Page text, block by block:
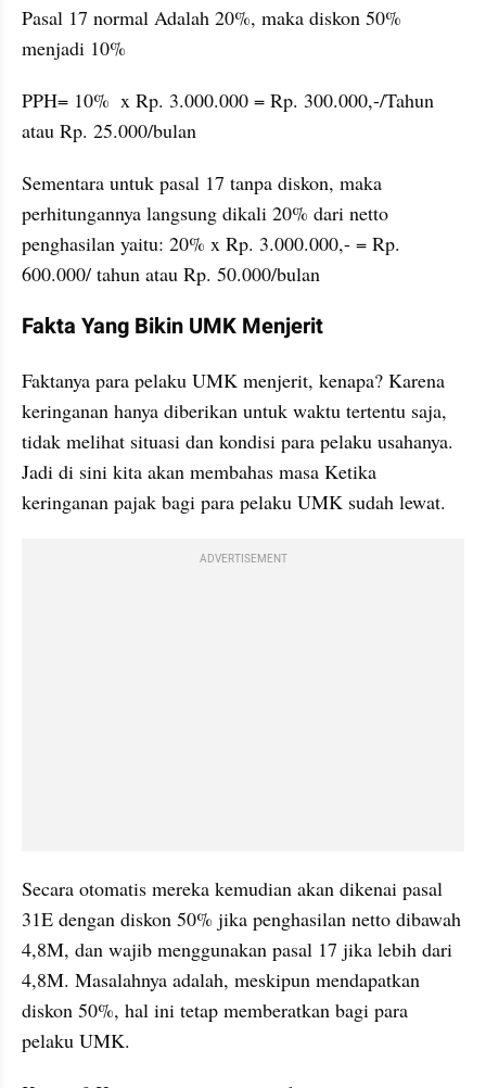
Pasal 17 normal Adalah 20%, maka diskon 50%
menjadi 10%
PPH= 10%  x Rp. 3.000.000 = Rp. 300.000,-/Tahun
atau Rp. 25.000/bulan
Sementara untuk pasal 17 tanpa diskon, maka
perhitungannya langsung dikali 20% dari netto
penghasilan yaitu: 20% x Rp. 3.000.000,- = Rp.
600.000/ tahun atau Rp. 50.000/bulan
Fakta Yang Bikin UMK Menjerit
Faktanya para pelaku UMK menjerit, kenapa? Karena
keringanan hanya diberikan untuk waktu tertentu saja,
tidak melihat situasi dan kondisi para pelaku usahanya.
Jadi di sini kita akan membahas masa Ketika
keringanan pajak bagi para pelaku UMK sudah lewat.
ADVERTISEMENT
Secara otomatis mereka kemudian akan dikenai pasal
31E dengan diskon 50% jika penghasilan netto dibawah
4,8M, dan wajib menggunakan pasal 17 jika lebih dari
4,8M. Masalahnya adalah, meskipun mendapatkan
diskon 50%, hal ini tetap memberatkan bagi para
pelaku UMK.